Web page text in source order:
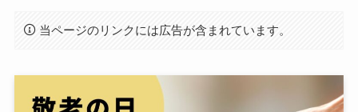
当ページのリンクには広告が含まれています。